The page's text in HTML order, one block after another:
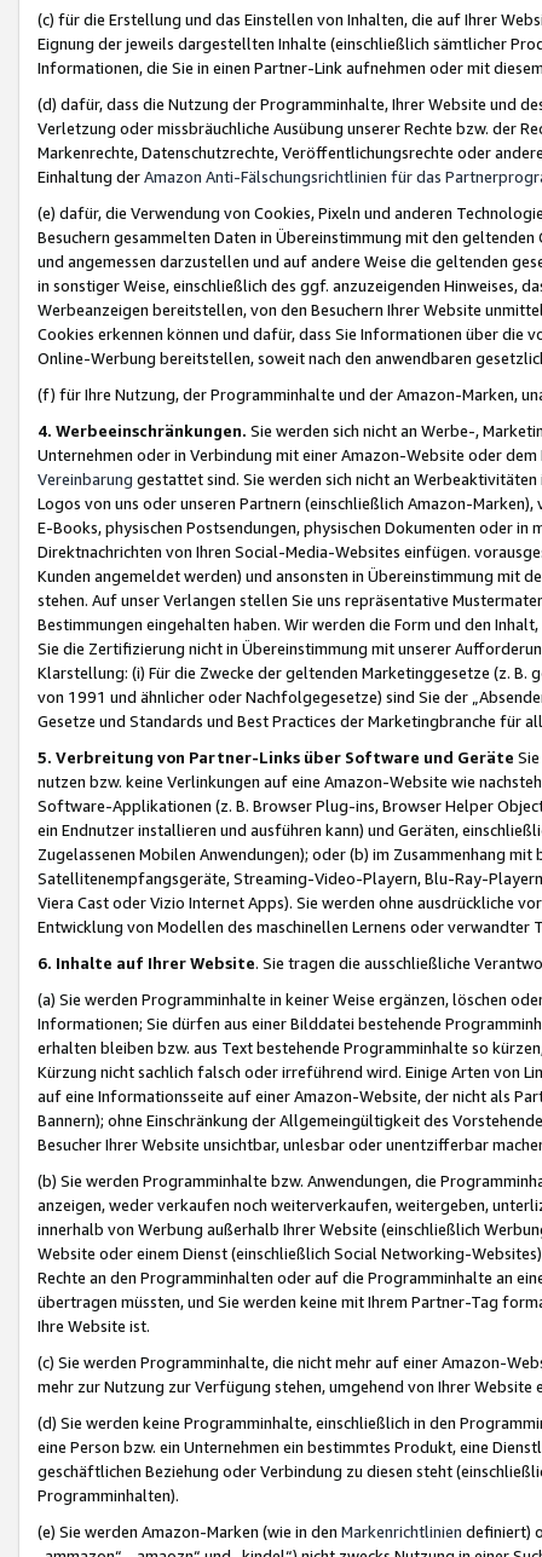
(c) für die Erstellung und das Einstellen von Inhalten, die auf Ihrer
Eignung der jeweils dargestellten Inhalte (einschließlich sämtlicher
Informationen, die Sie in einen Partner-Link aufnehmen oder mit
(d) dafür, dass die Nutzung der Programminhalte, Ihrer Website und
Verletzung oder missbräuchliche Ausübung unserer Rechte bzw. der
Markenrechte, Datenschutzrechte, Veröffentlichungsrechte oder
Einhaltung derAmazon Anti-Fälschungsrichtlinien für das
(e) dafür, die Verwendung von Cookies, Pixeln und anderen
Besuchern gesammelten Daten in Übereinstimmung mit den
und angemessen darzustellen und auf andere Weise die geltenden
in sonstiger Weise, einschließlich des ggf. anzuzeigenden Hinweises,
Werbeanzeigen bereitstellen, von den Besuchern Ihrer Website
Cookies erkennen können und dafür, dass Sie Informationen über die
Online-Werbung bereitstellen, soweit nach den anwendbaren
(f) für Ihre Nutzung, der Programminhalte und der Amazon-Marken,
4. Werbeeinschränkungen. Sie werden sich nicht an Werbe-,
Unternehmen oder in Verbindung mit einer Amazon-Website oder
Vereinbarung gestattet sind. Sie werden sich nicht an
Logos von uns oder unseren Partnern (einschließlich Amazon-
E-Books, physischen Postsendungen, physischen Dokumenten oder in
Direktnachrichten von Ihren Social-Media-Websites einfügen.
Kunden angemeldet werden) und ansonsten in Übereinstimmung mit
stehen. Auf unser Verlangen stellen Sie uns repräsentative
Bestimmungen eingehalten haben. Wir werden die Form und den
Sie die Zertifizierung nicht in Übereinstimmung mit unserer
Klarstellung: (i) Für die Zwecke der geltenden Marketinggesetze (z. B.
von 1991 und ähnlicher oder Nachfolgegesetze) sind Sie der
Gesetze und Standards und Best Practices der Marketingbranche für
5. Verbreitung von Partner-Links über Software und Geräte
nutzen bzw. keine Verlinkungen auf eine Amazon-Website wie
Software-Applikationen (z. B. Browser Plug-ins, Browser Helper
ein Endnutzer installieren und ausführen kann) und Geräten,
Zugelassenen Mobilen Anwendungen); oder (b) im Zusammenhang
Satellitenempfangsgeräte, Streaming-Video-Playern, Blu-Ray-
Viera Cast oder Vizio Internet Apps). Sie werden ohne ausdrückliche
Entwicklung von Modellen des maschinellen Lernens oder
6. Inhalte auf Ihrer Website. Sie tragen die ausschließliche
(a) Sie werden Programminhalte in keiner Weise ergänzen, löschen
Informationen; Sie dürfen aus einer Bilddatei bestehende
erhalten bleiben bzw. aus Text bestehende Programminhalte so
Kürzung nicht sachlich falsch oder irreführend wird. Einige Arten von
auf eine Informationsseite auf einer Amazon-Website, der nicht als
Bannern); ohne Einschränkung der Allgemeingültigkeit des
Besucher Ihrer Website unsichtbar, unlesbar oder unentzifferbar
(b) Sie werden Programminhalte bzw. Anwendungen, die
anzeigen, weder verkaufen noch weiterverkaufen, weitergeben,
innerhalb von Werbung außerhalb Ihrer Website (einschließlich
Website oder einem Dienst (einschließlich Social Networking-
Rechte an den Programminhalten oder auf die Programminhalte an
übertragen müssten, und Sie werden keine mit Ihrem Partner-Tag
Ihre Website ist.
(c) Sie werden Programminhalte, die nicht mehr auf einer Amazon-
mehr zur Nutzung zur Verfügung stehen, umgehend von Ihrer
(d) Sie werden keine Programminhalte, einschließlich in den
eine Person bzw. ein Unternehmen ein bestimmtes Produkt, eine
geschäftlichen Beziehung oder Verbindung zu diesen steht
Programminhalten).
(e) Sie werden Amazon-Marken (wie in den Markenrichtlinien definiert)